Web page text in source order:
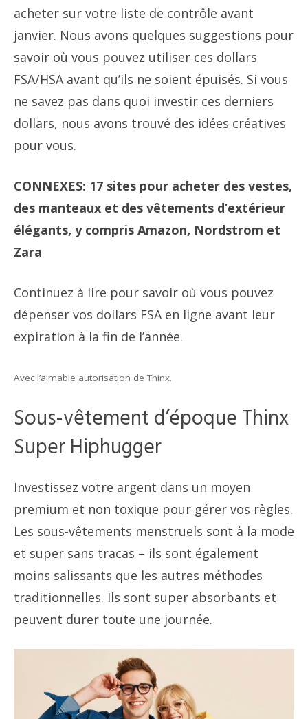
acheter sur votre liste de contrôle avant
janvier. Nous avons quelques suggestions pour
savoir où vous pouvez utiliser ces dollars
FSA/HSA avant qu’ils ne soient épuisés. Si vous
ne savez pas dans quoi investir ces derniers
dollars, nous avons trouvé des idées créatives
pour vous.
CONNEXES: 17 sites pour acheter des vestes,
des manteaux et des vêtements d’extérieur
élégants, y compris Amazon, Nordstrom et
Zara
Continuez à lire pour savoir où vous pouvez
dépenser vos dollars FSA en ligne avant leur
expiration à la fin de l’année.
Avec l’aimable autorisation de Thinx.
Sous-vêtement d’époque Thinx
Super Hiphugger
Investissez votre argent dans un moyen
premium et non toxique pour gérer vos règles.
Les sous-vêtements menstruels sont à la mode
et super sans tracas – ils sont également
moins salissants que les autres méthodes
traditionnelles. Ils sont super absorbants et
peuvent durer toute une journée.